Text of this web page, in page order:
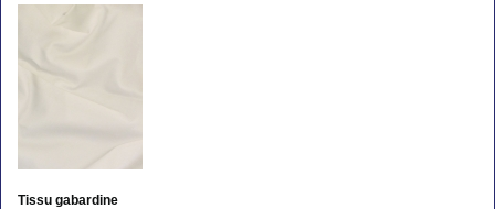
Tissu gabardine